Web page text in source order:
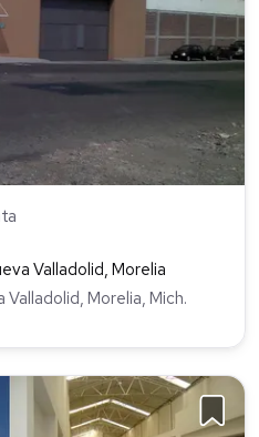
Valladolid, Morelia
Morelia, Mich.